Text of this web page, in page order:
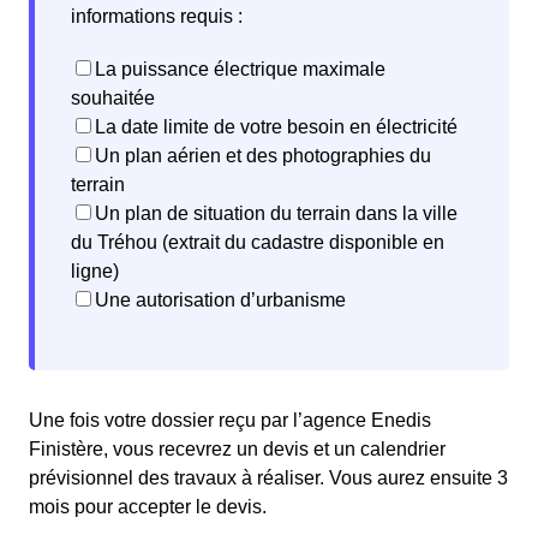
informations requis :
La puissance électrique maximale
souhaitée
La date limite de votre besoin en électricité
Un plan aérien et des photographies du
terrain
Un plan de situation du terrain dans la ville
du Tréhou (extrait du cadastre disponible en
ligne)
Une autorisation d’urbanisme
Une fois votre dossier reçu par l’agence Enedis
Finistère, vous recevrez un devis et un calendrier
prévisionnel des travaux à réaliser. Vous aurez ensuite 3
mois pour accepter le devis.